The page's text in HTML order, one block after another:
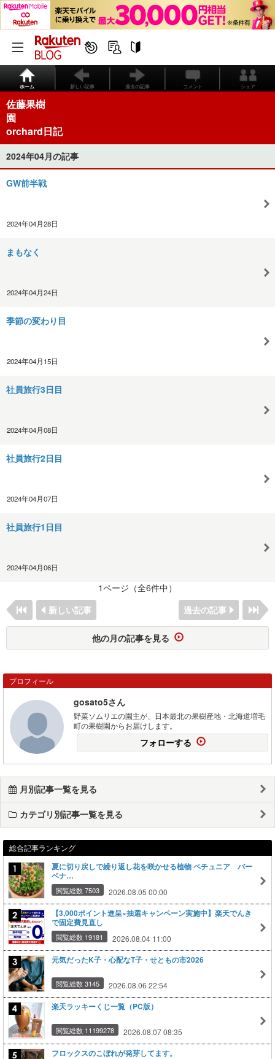
ホーム 新しい記事 過去の記事 コメント シェア
佐藤果樹
orchard日記
2024年04月の記事
GW前半戦
2024年04月28日
まもなく
2024年04月24日
季節の変わり目
2024年04月15日
社員旅行3日目
2024年04月08日
社員旅行2日目
2024年04月07日
社員旅行1日目
2024年04月06日
1ページ（全6件中）
新しい記事
過去の記事
他の月の記事を見る
プロフィール
gosato5さん
野菜ソムリエの園主が、日本最北の果樹産地・北海道増毛
町の果樹園からお届けします。
フォローする
月別記事一覧を見る
カテゴリ別記事一覧を見る
総合記事ランキング
夏に切り戻しで繰り返し花を咲かせる植物 ペチュニア バー
ベナ…
閲覧総数 7503 2026.08.05 00:00
【3,000ポイント進呈×抽選キャンペーン実施中】楽天でんき
で固定費見直し
閲覧総数 19181 2026.08.04 11:00
元気だったK子・心配なT子・せともの市2026
閲覧総数 3145 2026.08.06 22:54
楽天ラッキーくじ一覧（PC版）
閲覧総数 11199278 2026.08.07 08:35
フロックスのこぼれが発芽してます。